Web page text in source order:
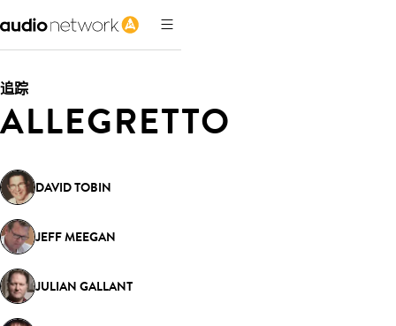
追踪
ALLEGRETTO
DAVID TOBIN
JEFF MEEGAN
JULIAN GALLANT